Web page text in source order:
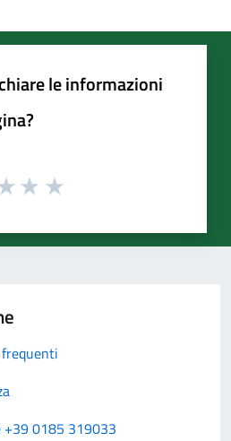
le informazioni
+39 0185 319033